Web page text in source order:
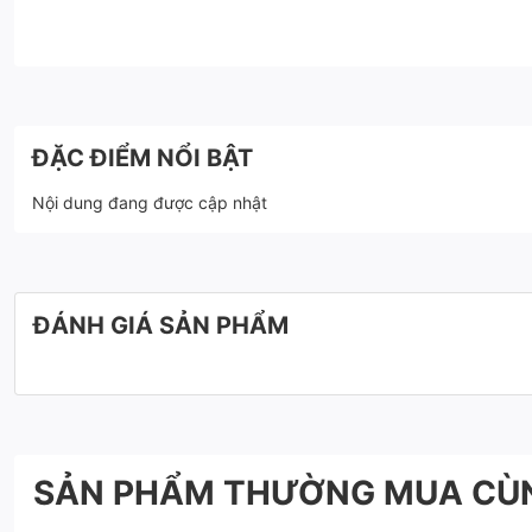
ĐẶC ĐIỂM NỔI BẬT
Nội dung đang được cập nhật
ĐÁNH GIÁ SẢN PHẨM
SẢN PHẨM THƯỜNG MUA